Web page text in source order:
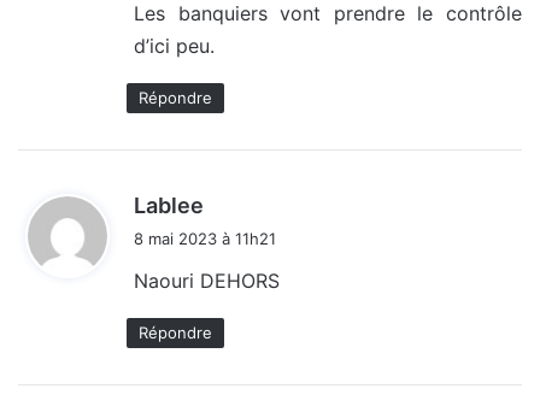
Les banquiers vont prendre le contrôle
d’ici peu.
Répondre
Lablee
i
8 mai 2023 à 11h21
Naouri DEHORS
Répondre